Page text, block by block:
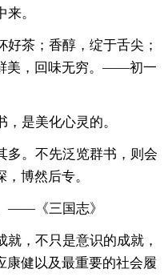
。
茶；香醇，绽于舌尖；
美，回味无穷。——初一
是美化心灵的。
多。不先泛览群书，则会
博然后专。
——《三国志》
，不只是意识的成就，
康健以及最重要的社会履